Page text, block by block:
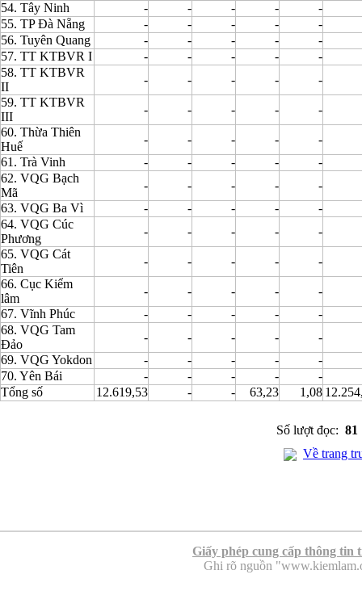
54. Tây Ninh
- - - -
-
55. TP Đà Nẵng
- - - -
-
56. Tuyên Quang
- - - -
-
57. TT KTBVR I
- - - -
-
58. TT KTBVR
II
- - - -
-
59. TT KTBVR
III
- - - -
-
60. Thừa Thiên
Huế
- - - -
-
61. Trà Vinh
- - - -
-
62. VQG Bạch
Mã
- - - -
-
63. VQG Ba Vì
- - - -
-
64. VQG Cúc
Phương
- - - -
-
65. VQG Cát
Tiên
- - - -
-
66. Cục Kiểm
lâm
- - - -
-
67. Vĩnh Phúc
- - - -
-
68. VQG Tam
Đảo
- - - -
-
69. VQG Yokdon
- - - -
-
70. Yên Bái
- - - -
-
Tổng số
12.619,53 - - 63,23 1,08
Số lượt đọc: 81
Về trang
Giấy phép cung cấp thông tin
Ghi rõ nguồn